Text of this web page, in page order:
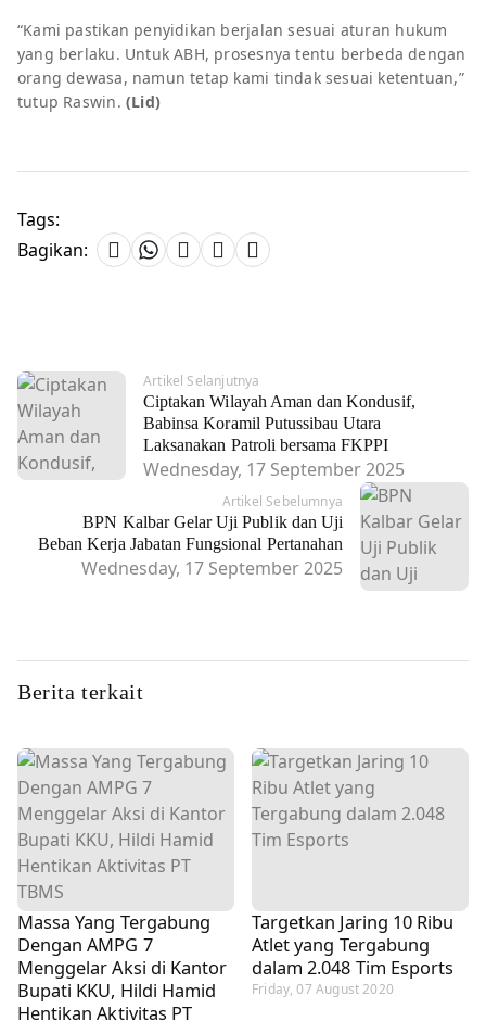
“Kami pastikan penyidikan berjalan sesuai aturan hukum
yang berlaku. Untuk ABH, prosesnya tentu berbeda dengan
orang dewasa, namun tetap kami tindak sesuai ketentuan,”
tutup Raswin. (Lid)
Tags:
Bagikan:
Artikel Selanjutnya
Ciptakan Wilayah Aman dan Kondusif,
Babinsa Koramil Putussibau Utara
Laksanakan Patroli bersama FKPPI
Wednesday, 17 September 2025
Artikel Sebelumnya
BPN Kalbar Gelar Uji Publik dan Uji
Beban Kerja Jabatan Fungsional Pertanahan
Wednesday, 17 September 2025
Berita terkait
Massa Yang Tergabung
Dengan AMPG 7
Menggelar Aksi di Kantor
Bupati KKU, Hildi Hamid
Hentikan Aktivitas PT
Targetkan Jaring 10 Ribu
Atlet yang Tergabung
dalam 2.048 Tim Esports
Friday, 07 August 2020